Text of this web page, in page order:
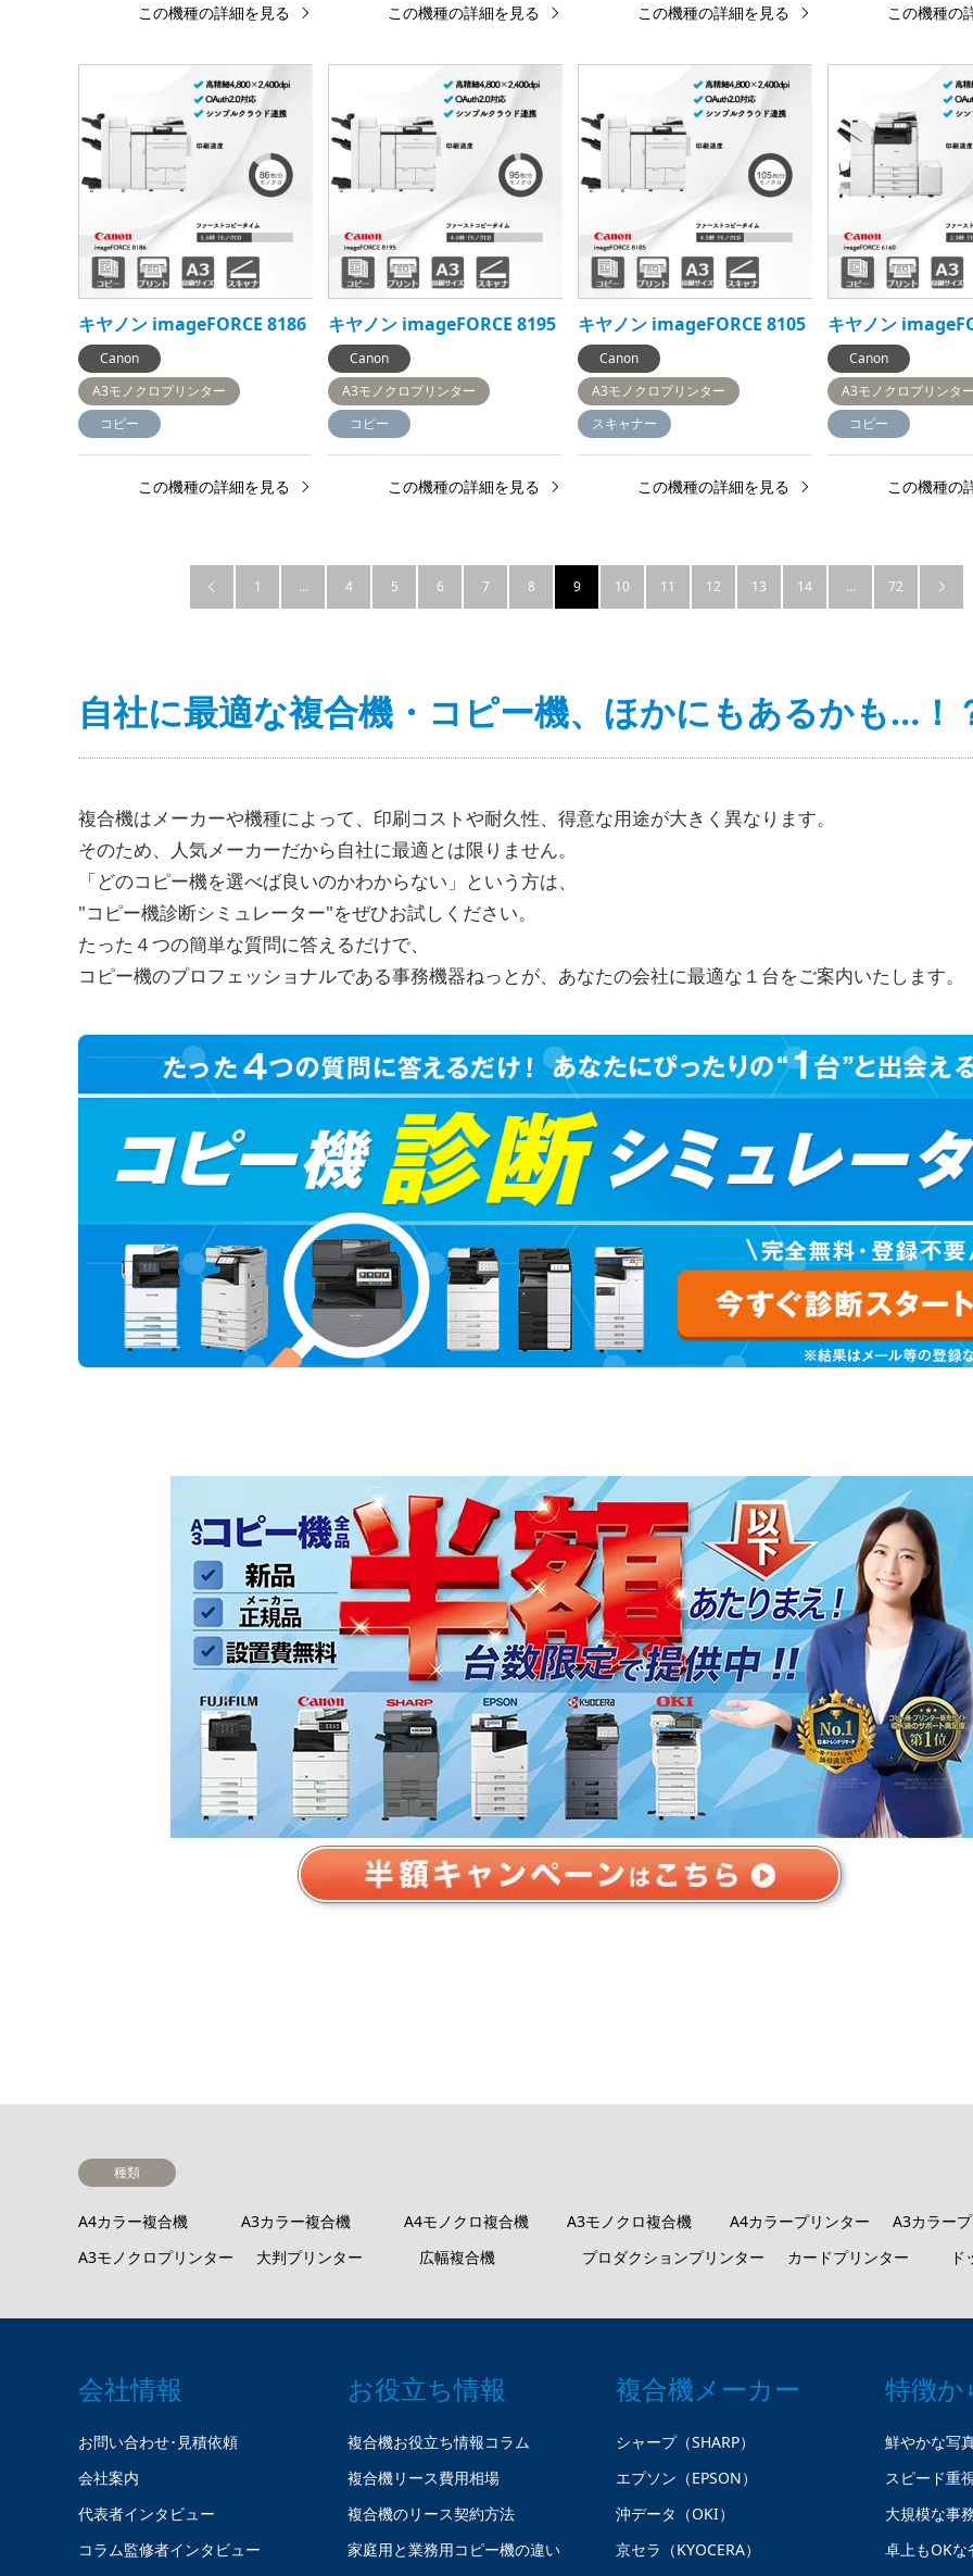
この機種の詳細を見る この機種の詳細を見る この機種の詳細を見る この機種の
キヤノン imageFORCE 8186
Canon
A3モノクロプリンター
コピー
この機種の詳細を見る
キヤノン imageFORCE 8195
Canon
A3モノクロプリンター
コピー
この機種の詳細を見る
キヤノン imageFORCE 8105
Canon
A3モノクロプリンター
スキャナー
この機種の詳細を見る
キヤノン
Canon
A3モノクロプリンタ
コピー
この機種の
 1 … 4 5 6 7 8 9 10 11 12 13 14 … 72 
自社に最適な複合機・コピー機、ほかにもあるかも…！
複合機はメーカーや機種によって、印刷コストや耐久性、得意な用途が大きく異なります。
そのため、人気メーカーだから自社に最適とは限りません。
「どのコピー機を選べば良いのかわからない」という方は、
"コピー機診断シミュレーター"をぜひお試しください。
たった４つの簡単な質問に答えるだけで、
コピー機のプロフェッショナルである事務機器ねっとが、あなたの会社に最適な１台をご案内いたします。
種類
A4カラー複合機 A3カラー複合機 A4モノクロ複合機 A3モノクロ複合機 A4カラープリンター
A3カラー
A3モノクロプリンター
大判プリンター 広幅複合機 プロダクションプリンター カードプリンター
会社情報
お問い合わせ･見積依頼
会社案内
代表者インタビュー
コラム監修者インタビュー
お役立ち情報
複合機お役立ち情報コラム
複合機リース費用相場
複合機のリース契約方法
家庭用と業務用コピー機の違い
複合機メーカー
シャープ（SHARP）
エプソン（EPSON）
沖データ（OKI）
京セラ（KYOCERA）
特徴か
鮮やかな写
スピード重
大規模な事
卓上もOKな